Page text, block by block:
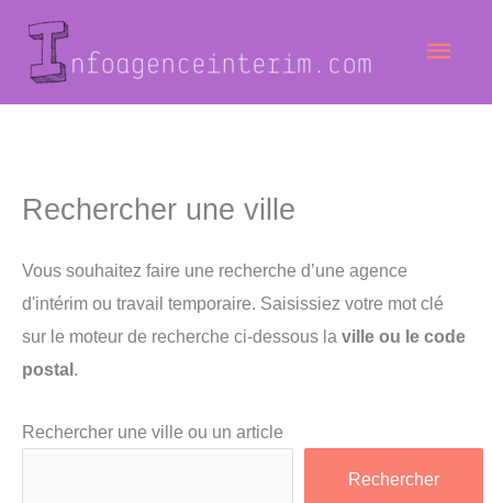
contenu
Rechercher une ville
Vous souhaitez faire une recherche d’une agence
d'intérim ou travail temporaire. Saisissiez votre mot clé
sur le moteur de recherche ci-dessous la ville ou le code
postal.
Rechercher une ville ou un article
Rechercher